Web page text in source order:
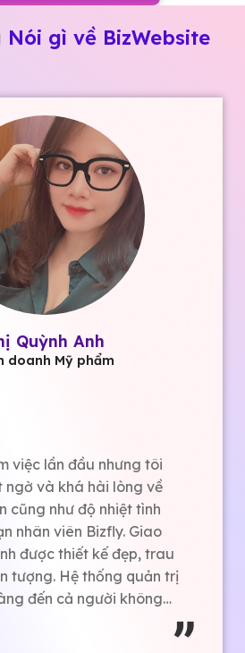
Nói gì về BizWebsite
Quỳnh Anh
doanh Mỹ phẩm
việc lần đầu nhưng tôi
ngờ và khá hài lòng về
cũng như độ nhiệt tình
nhân viên Bizfly. Giao
được thiết kế đẹp, trau
Hệ thống quản trị
đến cả người không